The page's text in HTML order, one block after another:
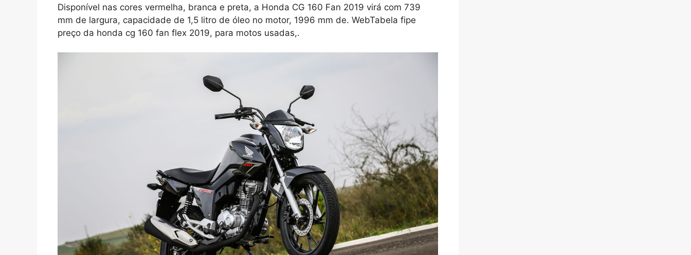
Disponível nas cores vermelha, branca e preta, a Honda CG 160 Fan 2019 virá com 739
mm de largura, capacidade de 1,5 litro de óleo no motor, 1996 mm de. WebTabela fipe
preço da honda cg 160 fan flex 2019, para motos usadas,.